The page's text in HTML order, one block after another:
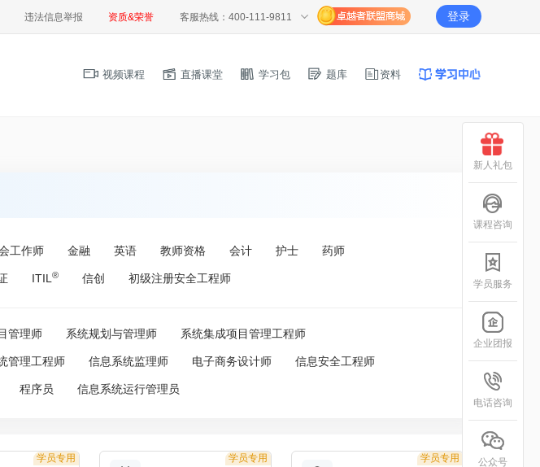
违法信息举报 资质&荣誉 客服热线：400-111-9811 登录
视频课程 直播课堂 学习包 题库 资料
工作师 金融 英语 教师资格 会计 护士 药师
ITIL ® 信创 初级注册安全工程师
管理师 系统规划与管理师 系统集成项目管理工程师
管理工程师 信息系统监理师 电子商务设计师 信息安全工程师
程序员 信息系统运行管理员
学员专用 学员专用 学员专用
新人礼包
课程咨询
学员服务
企业团报
电话咨询
公众号